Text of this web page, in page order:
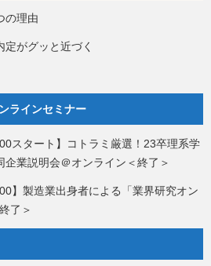
の理由
がグッと近づく
ラインセミナー
スタート】コトラミ厳選！23卒理系学
業説明会＠オンライン＜終了＞
】製造業出身者による「業界研究オン
了＞